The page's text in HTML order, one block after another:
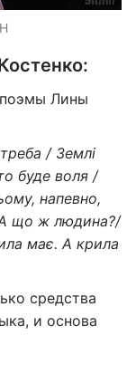
Лины
/ Землі
буде воля /
напевно,
що ж людина?/
має. А крила
средства
и основа